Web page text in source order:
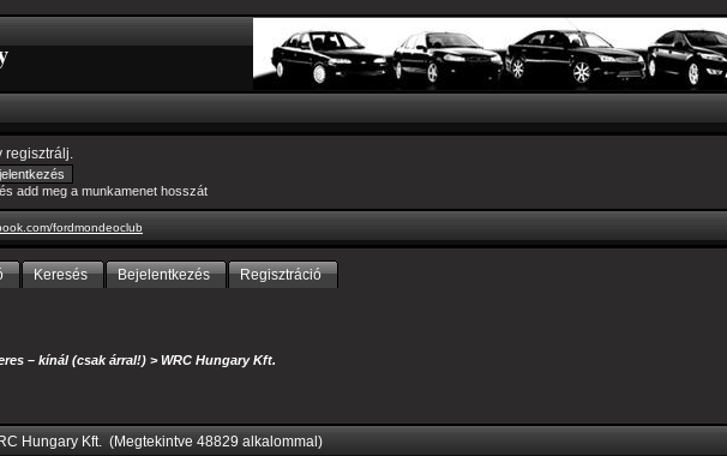
regisztrálj
add meg a munkamenet hosszát
fordmondeoclub
Keresés Bejelentkezés Regisztráció
– kínál (csak árral!) >WRC Hungary Kft.
Hungary Kft. (Megtekintve 48829 alkalommal)